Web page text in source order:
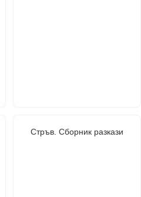
Стръв. Сборник разкази